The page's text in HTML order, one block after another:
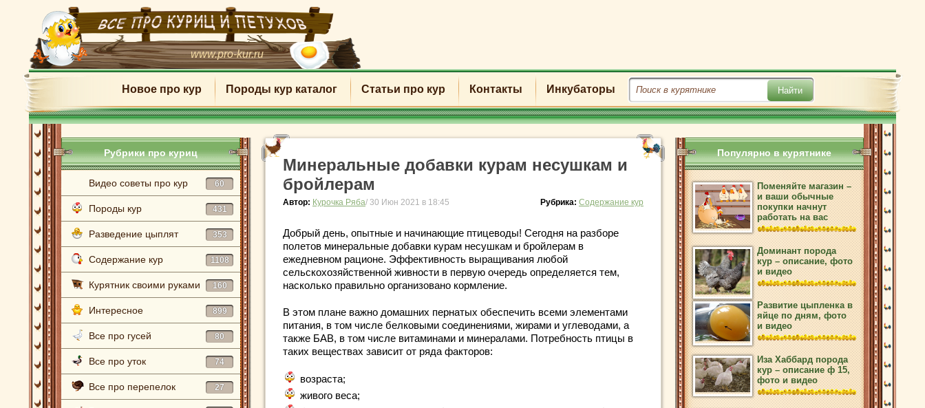
www.pro-kur.ru
Новое про кур Породы кур каталог Статьи про кур Контакты Инкубаторы
Рубрики про куриц
Видео советы про кур 60
Породы кур 431
Разведение цыплят 353
Содержание кур 1108
Курятник своими руками 160
Интересное 899
Все про гусей 80
Все про уток 74
Все про перепелок 27
Минеральные добавки курам несушкам и
бройлерам
Автор: Курочка Ряба/ 30 Июн 2021 в 18:45 Рубрика: Содержание кур
Добрый день, опытные и начинающие птицеводы! Сегодня на разборе
полетов минеральные добавки курам несушкам и бройлерам в
ежедневном рационе. Эффективность выращивания любой
сельскохозяйственной живности в первую очередь определяется тем,
насколько правильно организовано кормление.
В этом плане важно домашних пернатых обеспечить всеми элементами
питания, в том числе белковыми соединениями, жирами и углеводами, а
также БАВ, в том числе витаминами и минералами. Потребность птицы в
таких веществах зависит от ряда факторов:
возраста;
живого веса;
Популярно в курятнике
Поменяйте магазин –
и ваши обычные
покупки начнут
работать на вас
Доминант порода
кур – описание, фото
и видео
Развитие цыпленка в
яйце по дням, фото
и видео
Иза Хаббард порода
кур – описание ф 15,
фото и видео